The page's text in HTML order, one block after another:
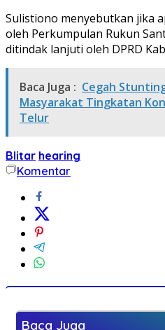
Sulistiono menyebutkan jika
oleh Perkumpulan Rukun
ditindak lanjuti oleh DPRD
Baca Juga : Cegah
Masyarakat Tingkatan
Telur
Blitar hearing
Komentar
Baca Juga